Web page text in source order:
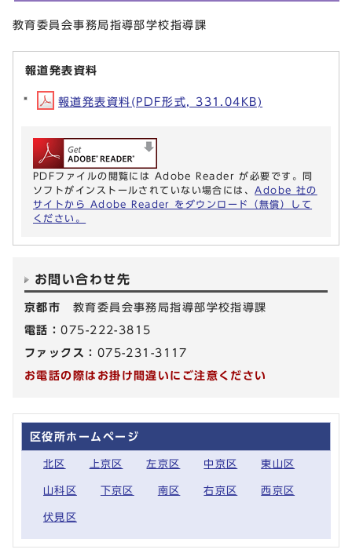
教育委員会事務局指導部学校指導課
報道発表資料
報道発表資料(PDF形式, 331.04KB)
PDFファイルの閲覧には Adobe Reader が必要です。同
ソフトがインストールされていない場合には、 Adobe 社の
サイトから Adobe Reader をダウンロード（無償）して
ください。
お問い合わせ先
京都市 教育委員会事務局指導部学校指導課
電話：075-222-3815
ファックス： 075-231-3117
お電話の際はお掛け間違いにご注意ください
区役所ホームページ
北区 上京区 左京区 中京区 東山区
山科区 下京区 南区 右京区 西京区
伏見区